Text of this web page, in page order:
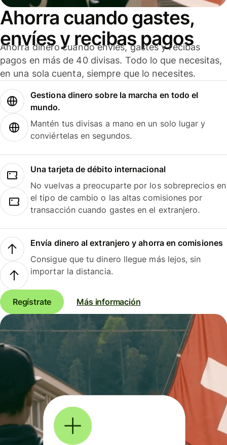
Ahorra cuando gastes,
envíes y recibas pagos
Ahorra dinero cuando envíes, gastes y recibas
pagos en más de 40 divisas. Todo lo que necesitas,
en una sola cuenta, siempre que lo necesites.
Gestiona dinero sobre la marcha en todo el
mundo.
Mantén tus divisas a mano en un solo lugar y
conviértelas en segundos.
Una tarjeta de débito internacional
No vuelvas a preocuparte por los sobreprecios en
el tipo de cambio o las altas comisiones por
transacción cuando gastes en el extranjero.
Envía dinero al extranjero y ahorra en comisiones
Consigue que tu dinero llegue más lejos, sin
importar la distancia.
Regístrate Más información